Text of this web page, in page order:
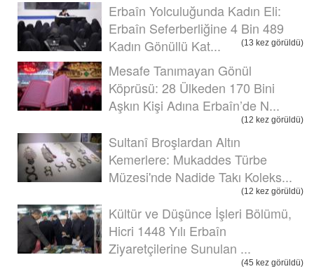
Erbaîn Yolculuğunda Kadın Eli:
Erbaîn Seferberliğine 4 Bin 489
Kadın Gönüllü Kat...
(13 kez görüldü)
Mesafe Tanımayan Gönül
Köprüsü: 28 Ülkeden 170 Bini
Aşkın Kişi Adına Erbaîn’de N...
(12 kez görüldü)
Sultanî Broşlardan Altın
Kemerlere: Mukaddes Türbe
Müzesi'nde Nadide Takı Koleks...
(12 kez görüldü)
Kültür ve Düşünce İşleri Bölümü,
Hicri 1448 Yılı Erbaîn
Ziyaretçilerine Sunulan ...
(45 kez görüldü)